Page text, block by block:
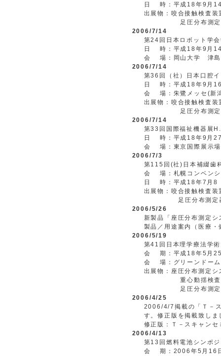
日 時：平成18年9月
出展物：咬合接触検査
足圧分布測定器
2006/7/14
第24回日本ロボット学
日 時：平成18年9月
会 場：岡山大学 津島
2006/7/14
第36回（社）日本口腔
日 時：平成18年9月
会 場：朱鷺メッセ(新
出展物：咬合接触検査
足圧分布測定器
2006/7/14
第33回国際福祉機器展
日 時：平成18年9月
会 場：東京国際展示場
2006/7/3
第115回(社)日本補綴歯
会 場：札幌コンベンシ
日 時：平成18年7月8
出展物：咬合接触検査
足圧分布測定器
2006/5/26
新製品「座圧分布測定
製品／用途案内（医療
2006/5/19
第41回日本理学療法学
会 期：平成18年5月25
会 場：グリーンドー
出展物：座圧分布測定
重心動揺検査シス
足圧分布測定シス
2006/4/25
2006/4/7掲載の「Ｔ－
す。修正版を掲載致し
修正版：Ｔ－スキャン
2006/4/13
第13回燃料電池シンポ
会 期：2006年5月16